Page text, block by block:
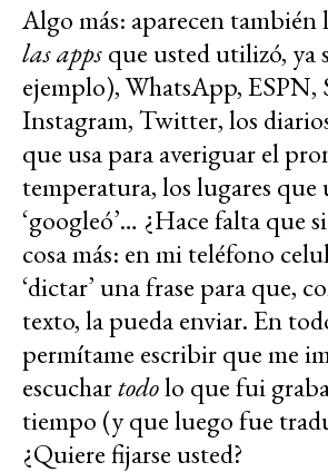
Algo más: aparecen también
las appsque usted utilizó, ya
ejemplo), WhatsApp, ESPN,
Instagram, Twitter, los
que usa para averiguar el
temperatura, los lugares que
‘googleó’… ¿Hace falta que
cosa más: en mi teléfono
‘dictar’ una frase para que,
texto, la pueda enviar. En
permítame escribir que me
escuchartodolo que fui
tiempo (y que luego fue
¿Quiere fijarse usted?